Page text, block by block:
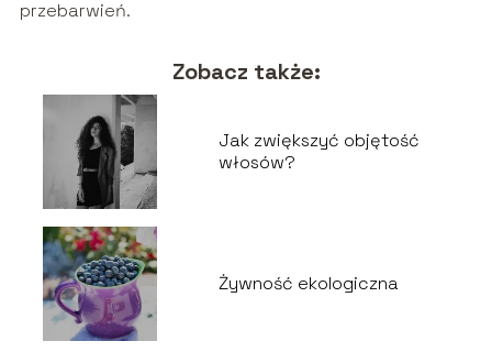
przebarwień.
Zobacz także:
Jak zwiększyć objętość
włosów?
Żywność ekologiczna